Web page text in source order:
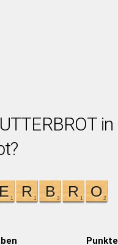
in
Punkte